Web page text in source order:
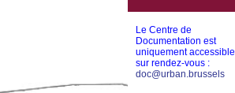
Le Centre de
Documentation est
uniquement accessible
sur rendez-vous :
doc@urban.brussels